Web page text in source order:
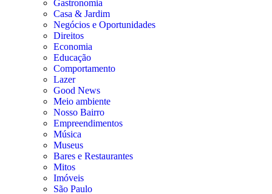
Gastronomia
Casa & Jardim
Negócios e Oportunidades
Direitos
Economia
Educação
Comportamento
Lazer
Good News
Meio ambiente
Nosso Bairro
Empreendimentos
Música
Museus
Bares e Restaurantes
Mitos
Imóveis
São Paulo